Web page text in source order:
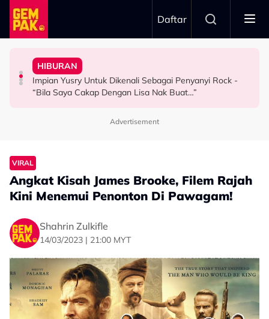
Skip to main content
Daftar
GAYA HIDUP
Ramai Masih Bujang Bukan Kerana Memilih Tetapi...
HIBURAN
Impian Yusry Untuk Dikenali Sebagai Penyanyi Rock -
“Bila Saya Cakap Dengan Lisa Nak Buat…”
HIBURAN
Ramai Sangka Adik-Beradik, Ali Reza Akhirnya Dedah
Hubungan Sebenar Dengan Idris Khan
HIBURAN
“Ramai Pihak Dekati Saya, Jaclyn Victor & Ning Baizura
Untuk…” - Shila Amzah
Advertisement
VIRAL
Angkat Kisah James Brooke, Filem Rajah
Kini Menemui Penonton Di Pawagam!
Shahrin Zulkifle
14/03/2023 | 21:00 MYT